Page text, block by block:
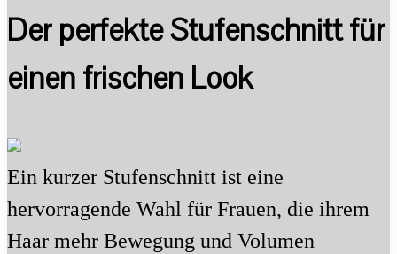
Der perfekte Stufenschnitt für
einen frischen Look
Ein kurzer Stufenschnitt ist eine
hervorragende Wahl für Frauen, die ihrem
Haar mehr Bewegung und Volumen